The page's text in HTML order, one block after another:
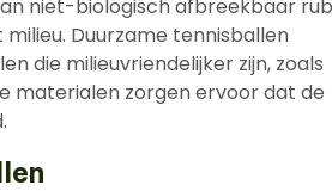
niet-biologisch afbreekbaar
Duurzame tennisballen
die milieuvriendelijker zijn, zoals
materialen zorgen ervoor dat de